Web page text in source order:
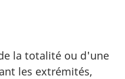
la totalité ou d'une
les extrémités,